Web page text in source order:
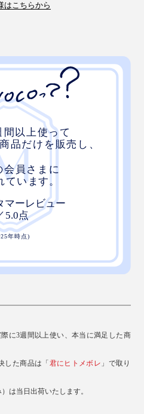
はこちらから
に3週間以上使い、本当に満足した商
した商品は「君にヒトメボレ 」で取り
は当日出荷いたします。